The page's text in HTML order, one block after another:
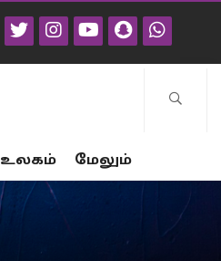
உலகம் மேலும்